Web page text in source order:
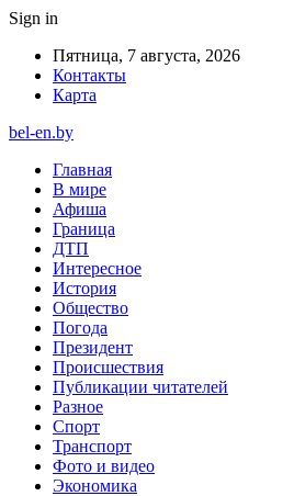
Sign in
Пятница, 7 августа, 2026
Контакты
Карта
bel-en.by
Главная
В мире
Афиша
Граница
ДТП
Интересное
История
Общество
Погода
Президент
Происшествия
Публикации читателей
Разное
Спорт
Транспорт
Фото и видео
Экономика